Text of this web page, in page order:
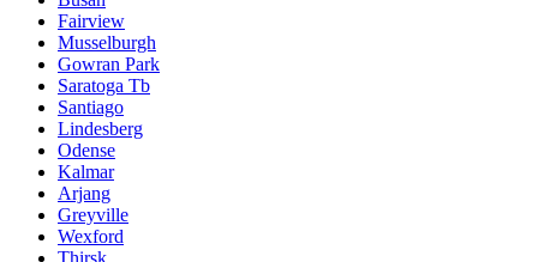
Fairview
Musselburgh
Gowran Park
Saratoga Tb
Santiago
Lindesberg
Odense
Kalmar
Arjang
Greyville
Wexford
Thirsk